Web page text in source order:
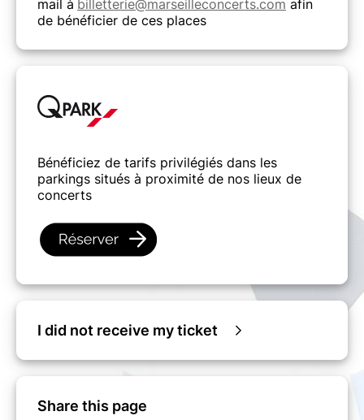
mail à billetterie@marseilleconcerts.com afin
de bénéficier de ces places
Bénéficiez de tarifs privilégiés dans les
parkings situés à proximité de nos lieux de
concerts
I did not receive my ticket
Share this page